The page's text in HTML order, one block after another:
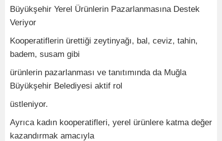
Büyükşehir Yerel Ürünlerin Pazarlanmasına Destek
Veriyor
Kooperatiflerin ürettiği zeytinyağı, bal, ceviz, tahin,
badem, susam gibi
ürünlerin pazarlanması ve tanıtımında da Muğla
Büyükşehir Belediyesi aktif rol
üstleniyor.
Ayrıca kadın kooperatifleri, yerel ürünlere katma değer
kazandırmak amacıyla